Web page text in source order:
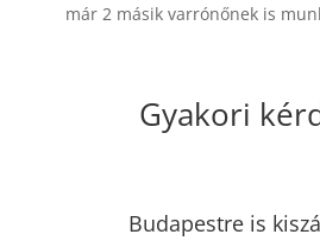
már 2 másik varrónőnek is
Gyakori
Budapestre is